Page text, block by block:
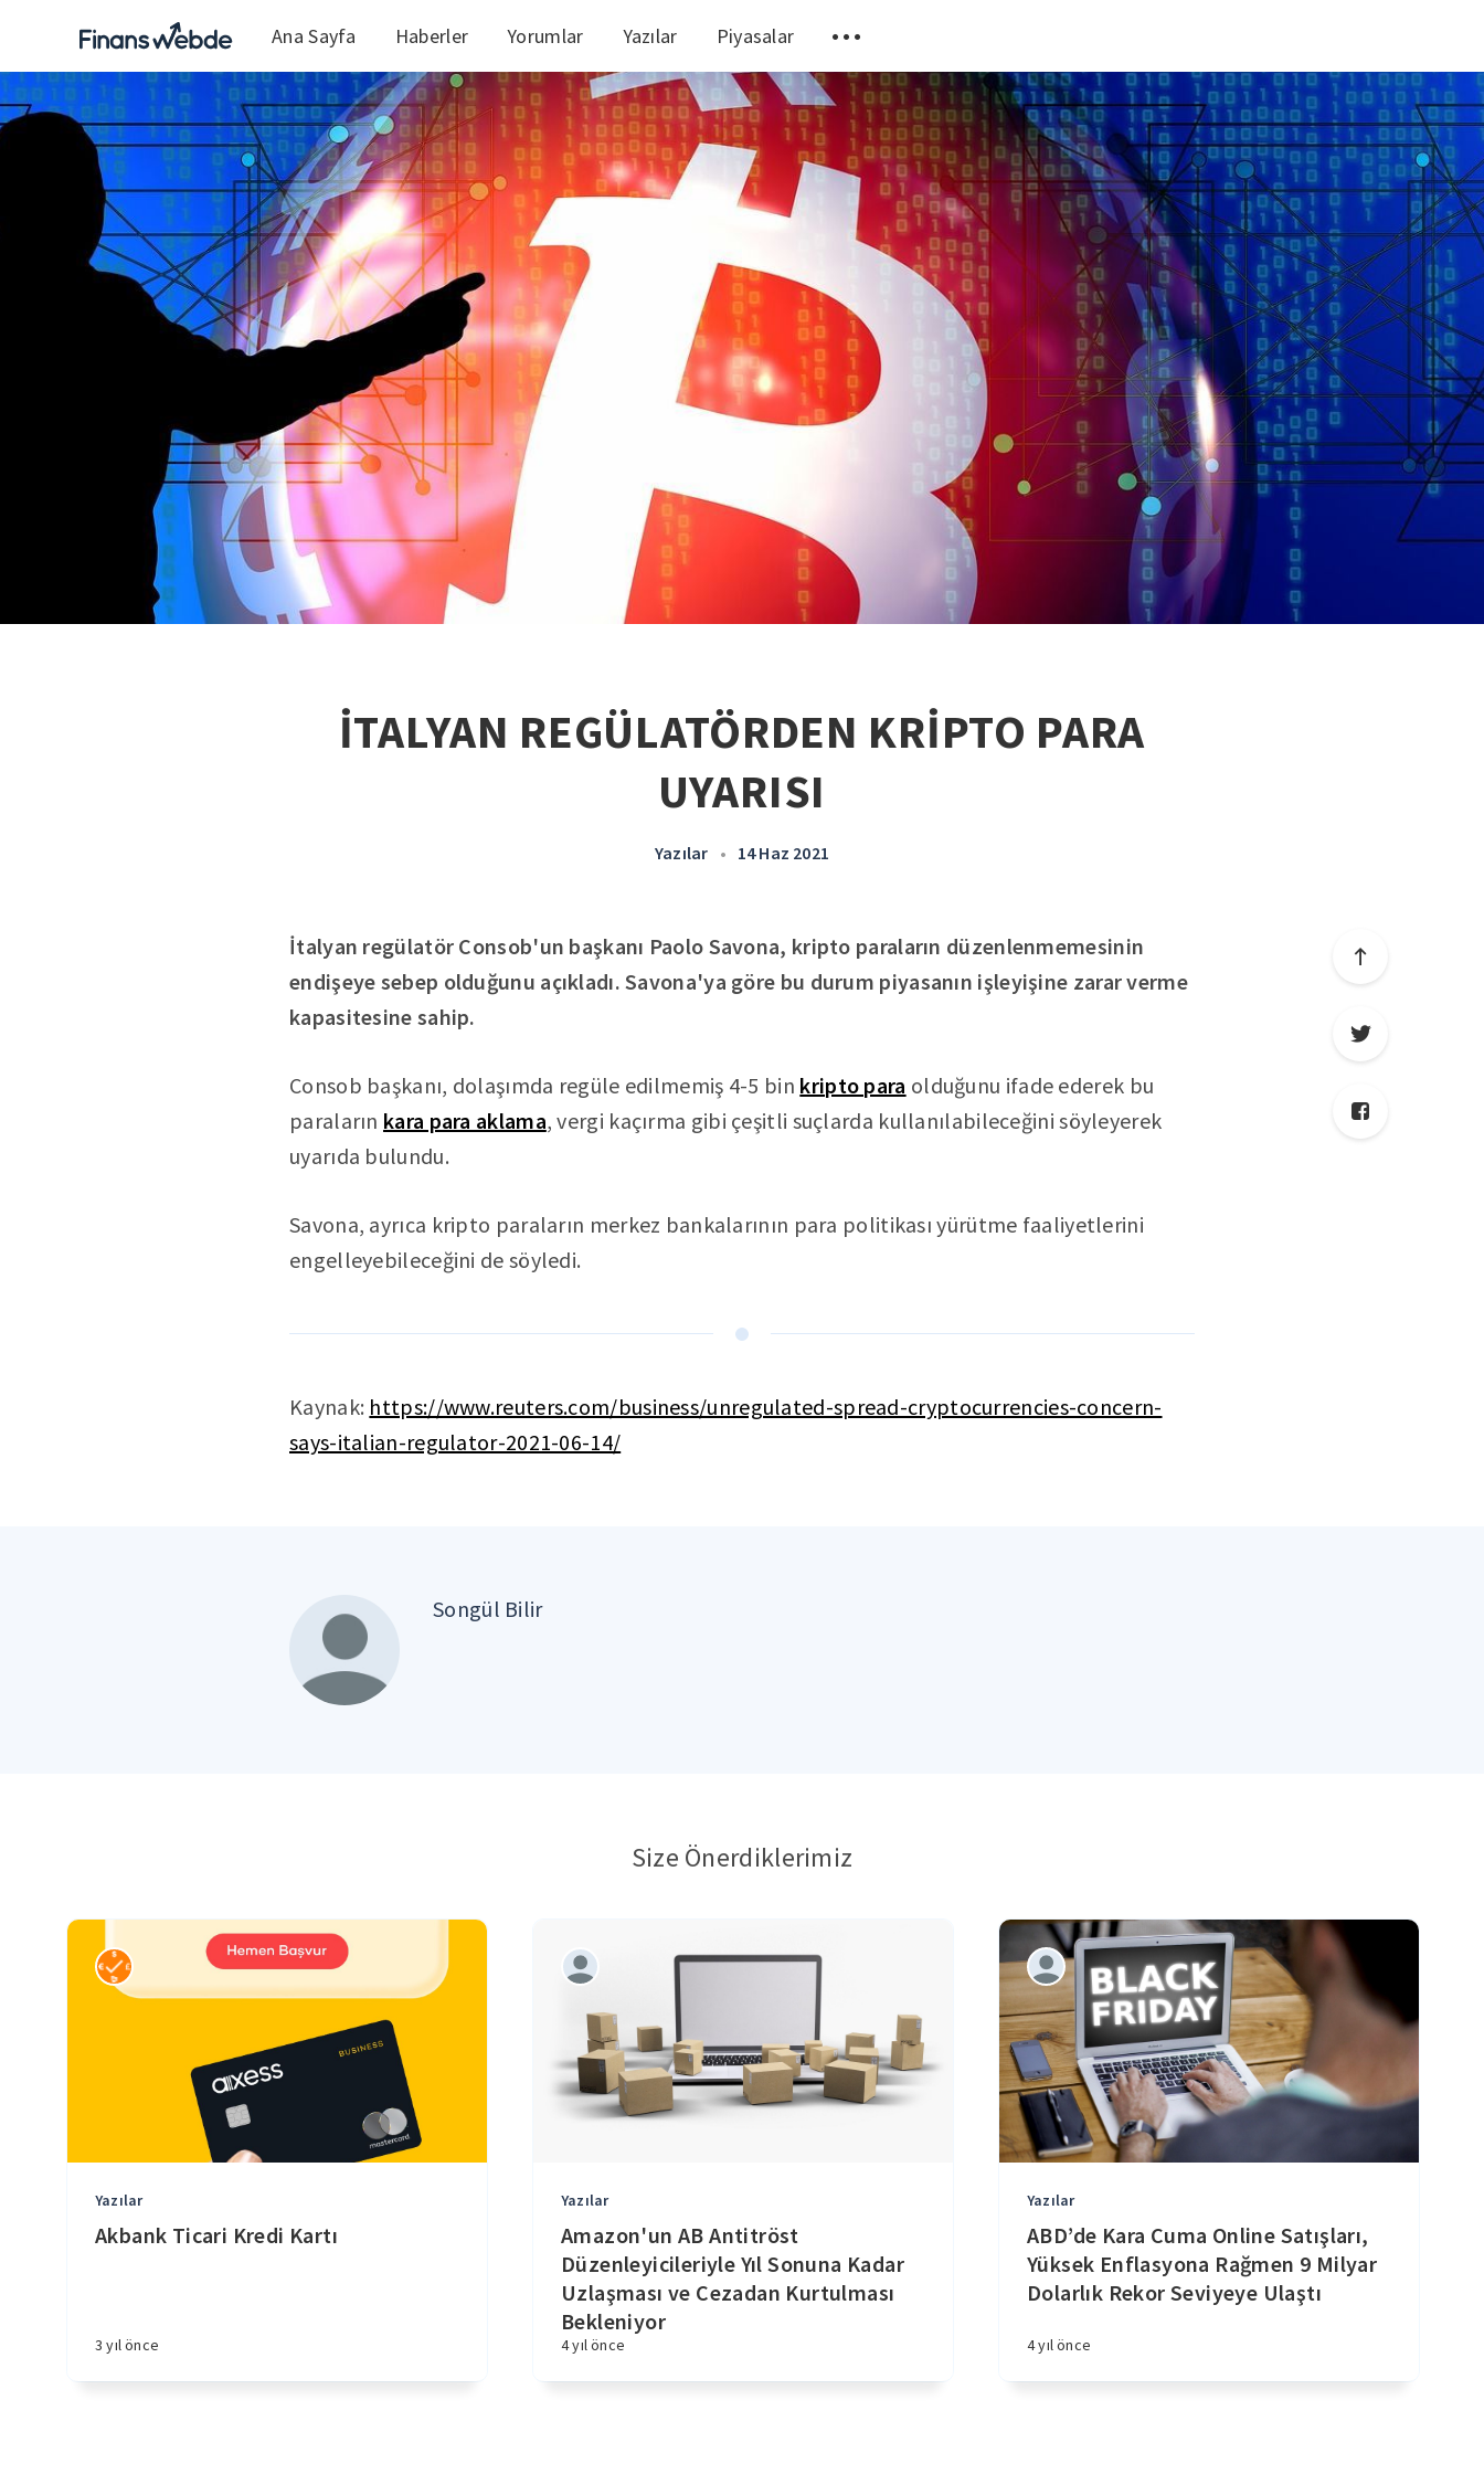
Ana Sayfa Haberler Yorumlar Yazılar Piyasalar
İTALYAN REGÜLATÖRDEN KRİPTO PARA
UYARISI
Yazılar • 14 Haz 2021
İtalyan regülatör Consob'un başkanı Paolo Savona, kripto paraların düzenlenmemesinin
endişeye sebep olduğunu açıkladı. Savona'ya göre bu durum piyasanın işleyişine zarar verme
kapasitesine sahip.
Consob başkanı, dolaşımda regüle edilmemiş 4-5 bin kripto para olduğunu ifade ederek bu
paraların kara para aklama, vergi kaçırma gibi çeşitli suçlarda kullanılabileceğini söyleyerek
uyarıda bulundu.
Savona, ayrıca kripto paraların merkez bankalarının para politikası yürütme faaliyetlerini
engelleyebileceğini de söyledi.
Kaynak: https://www.reuters.com/business/unregulated-spread-cryptocurrencies-concern-
says-italian-regulator-2021-06-14/
Songül Bilir
Size Önerdiklerimiz
Yazılar
Akbank Ticari Kredi Kartı
3 yıl önce
Yazılar
Amazon'un AB Antitröst
Düzenleyicileriyle Yıl Sonuna Kadar
Uzlaşması ve Cezadan Kurtulması
Bekleniyor
4 yıl önce
Yazılar
ABD’de Kara Cuma Online Satışları,
Yüksek Enflasyona Rağmen 9 Milyar
Dolarlık Rekor Seviyeye Ulaştı
4 yıl önce